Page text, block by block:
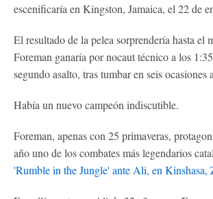
escenificaría en Kingston, Jamaica, el 22 de
El resultado de la pelea sorprendería hasta el
Foreman ganaría por nocaut técnico a los
segundo asalto, tras tumbar en seis ocasiones
Había un nuevo campeón indiscutible.
Foreman, apenas con 25 primaveras,
año uno de los combates más legendarios
'Rumble in the Jungle' ante Ali, en Kinshasa,